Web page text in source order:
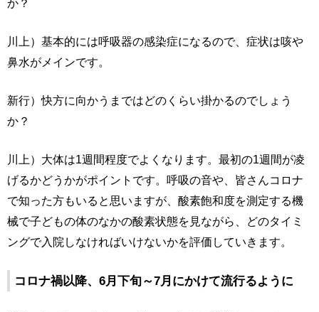
か？
川上）基本的には呼吸器の感染症になるので、症状は咳や
鼻水がメインです。
新行）快方に向かうまではどのくらい掛かるのでしょう
か？
川上）大体は1週間程度でよくなります。最初の1週間が凌
げるかどうかがポイントです。呼吸の音や、皆さんコロナ
で知った方もいると思いますが、酸素飽和度を測定する機
械で子どもの体のなかの酸素状態を見ながら、どのタイミ
ングで入院しなければいけないかを評価していきます。
コロナ禍以降、6月下旬～7月にかけて流行るように